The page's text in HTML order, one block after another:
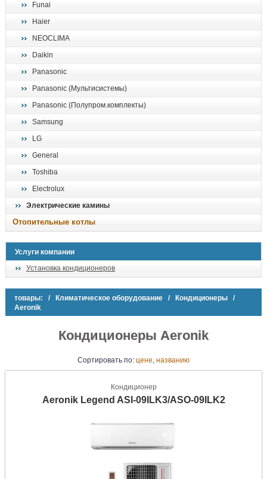
Funai
Haier
NEOCLIMA
Daikin
Panasonic
Panasonic (Мультисистемы)
Panasonic (Полупром.комплекты)
Samsung
LG
General
Toshiba
Electrolux
Электрические камины
Отопительные котлы
Услуги компании
Установка кондиционеров
товары: / Климатическое оборудование / Кондиционеры /
Aeronik
Кондиционеры Aeronik
Сортировать по: цене, названию
Кондиционер
Aeronik Legend ASI-09ILK3/ASO-09ILK2